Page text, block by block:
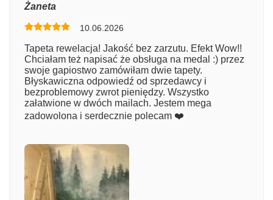
Numer zamówienia
Imię
Żaneta
10.06.2026
Tapeta rewelacja! Jakość bez zarzutu. Efekt Wow!!
Chciałam też napisać że obsługa na medal :) przez
swoje gapiostwo zamówiłam dwie tapety.
Błyskawiczna odpowiedź od sprzedawcy i
bezproblemowy zwrot pieniędzy. Wszystko
załatwione w dwóch mailach. Jestem mega
zadowolona i serdecznie polecam ❤️